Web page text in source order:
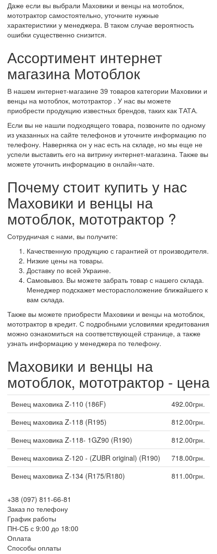
Даже если вы выбрали Маховики и венцы на мотоблок,
мототрактор самостоятельно, уточните нужные
характеристики у менеджера. В таком случае вероятность
ошибки существенно снизится.
Ассортимент интернет
магазина Мотоблок
В нашем интернет-магазине 39 товаров категории Маховики и
венцы на мотоблок, мототрактор . У нас вы можете
приобрести продукцию известных брендов, таких как ТАТА.
Если вы не нашли подходящего товара, позвоните по одному
из указанных на сайте телефонов и уточните информацию по
телефону. Наверняка он у нас есть на складе, но мы еще не
успели выставить его на витрину интернет-магазина. Также вы
можете уточнить информацию в онлайн-чате.
Почему стоит купить у нас
Маховики и венцы на
мотоблок, мототрактор ?
Сотрудничая с нами, вы получите:
Качественную продукцию с гарантией от производителя.
Низкие цены на товары.
Доставку по всей Украине.
Самовывоз. Вы можете забрать товар с нашего склада.
Менеджер подскажет месторасположение ближайшего к
вам склада.
Также вы можете приобрести Маховики и венцы на мотоблок,
мототрактор в кредит. С подробными условиями кредитования
можно ознакомиться на соответствующей странице, а также
узнать информацию у менеджера по телефону.
Маховики и венцы на
мотоблок, мототрактор - цена
Венец маховика Z-110 (186F)
492.00грн.
Венец маховика Z-118 (R195)
812.00грн.
Венец маховика Z-118- 1GZ90 (R190)
812.00грн.
Венец маховика Z-120 - (ZUBR original) (R190)
718.00грн.
Венец маховика Z-134 (R175/R180)
811.00грн.
+38 (097) 811-66-81
Заказ по телефону
График работы
ПН-СБ с 9:00 до 18:00
Оплата
Способы оплаты